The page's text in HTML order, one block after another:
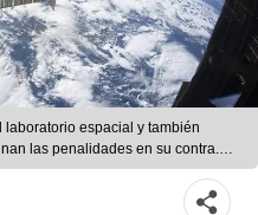
espacial y también
las penalidades en su contra.